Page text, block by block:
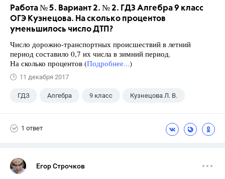
Работа № 5. Вариант 2. № 2. ГДЗ Алгебра 9 класс
ОГЭ Кузнецова. На сколько процентов
уменьшилось число ДТП?
Число дорожно-транспортных происшествий в летний
период составило 0,7 их числа в зимний период.
На сколько процентов (Подробнее...)
11 декабря 2017
ГДЗ Алгебра 9 класс Кузнецова Л. В.
1 ответ
Егор Строчков